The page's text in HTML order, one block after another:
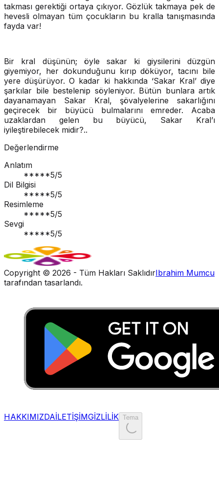
takması gerektiği ortaya çıkıyor. Gözlük takmaya pek de
hevesli olmayan tüm çocukların bu kralla tanışmasında
fayda var!
Bir kral düşünün; öyle sakar ki giysilerini düzgün
giyemiyor, her dokunduğunu kırıp döküyor, tacını bile
yere düşürüyor. O kadar ki hakkında ‘Sakar Kral’ diye
şarkılar bile bestelenip söyleniyor. Bütün bunlara artık
dayanamayan Sakar Kral, şövalyelerine sakarlığını
geçirecek bir büyücü bulmalarını emreder. Acaba
uzaklardan gelen bu büyücü, Sakar Kral’ı
iyileştirebilecek midir?..
Değerlendirme
Anlatım
*****5/5
Dil Bilgisi
*****5/5
Resimleme
*****5/5
Sevgi
*****5/5
Copyright © 2026 - Tüm Hakları SaklıdırIbrahim Mumcu
tarafından tasarlandı.
HAKKIMIZDAİLETİŞİMGİZLİLİK Tema